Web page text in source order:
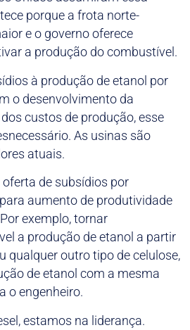
porque a frota norte-
e o governo oferece
a produção do combustível.
à produção de etanol por
o desenvolvimento da
custos de produção, esse
As usinas são
atuais.
oferta de subsídios por
aumento de produtividade
exemplo, tornar
a produção de etanol a partir
qualquer outro tipo de celulose,
de etanol com a mesma
o engenheiro.
estamos na liderança.